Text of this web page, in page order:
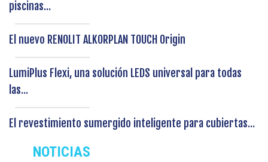
piscinas...
El nuevo RENOLIT ALKORPLAN TOUCH Origin
LumiPlus Flexi, una solución LEDS universal para todas
las...
El revestimiento sumergido inteligente para cubiertas...
NOTICIAS